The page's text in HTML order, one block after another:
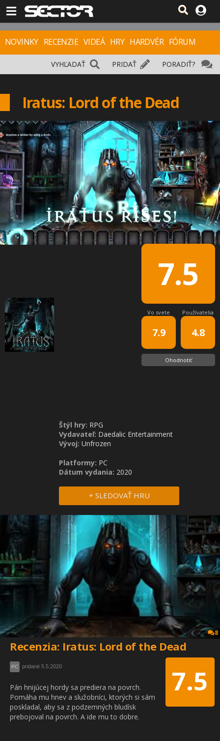
NOVINKY RECENZIE VIDEÁ HRY HARDVÉR FÓRUM
PORADIŤ?
PRIDAŤ
VYHĽADAŤ
Iratus: Lord of the Dead
7.5
Vo svete
7.9
Používatelia
4.8
Ohodnotiť
Štýl hry: RPG
Vydavateľ: Daedalic Entertainment
Vývoj: Unfrozen
Platformy: PC
Dátum vydania: 2020
+ SLEDOVAŤ HRU
8
Recenzia: Iratus: Lord of the Dead
7.5
PC pridané 5.5.2020
Pán hnijúcej hordy sa prediera na povrch.
Pomáha mu hnev a služobníci, ktorých si sám
poskladal, aby sa z podzemných bludísk
prebojoval na povrch. A ide mu to dobre.